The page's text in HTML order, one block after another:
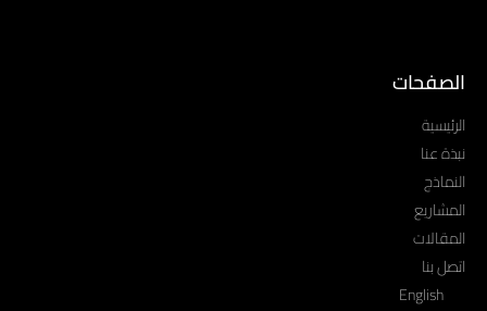
الصفحات
الرئيسية
نبذة عنا
النماذج
المشاريع
المقالات
اتصل بنا
English